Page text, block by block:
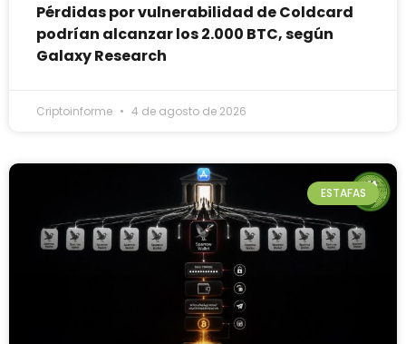
Pérdidas por vulnerabilidad de Coldcard
podrían alcanzar los 2.000 BTC, según
Galaxy Research
Criptoinforme 4 de agosto de 2026
ESTAFAS